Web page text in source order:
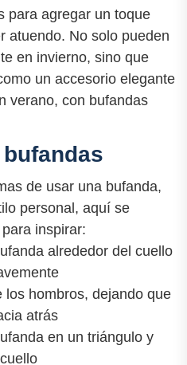
para agregar un toque
atuendo. No solo pueden
en invierno, sino que
un accesorio elegante
verano, con bufandas
de usar una bufanda,
personal, aquí se
inspirar:
alrededor del cuello
los hombros, dejando que
atrás
en un triángulo y